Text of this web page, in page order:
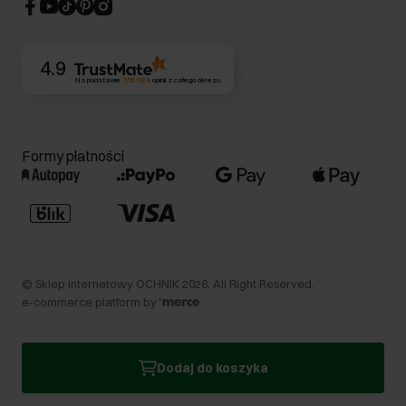
Dodaj do koszyka
4.9
Na podstawie 356 984opinii z całego okresu
Formy płatności
© Sklep internetowy OCHNIK 2026 . All Right Reserved.
e-commerce platform by